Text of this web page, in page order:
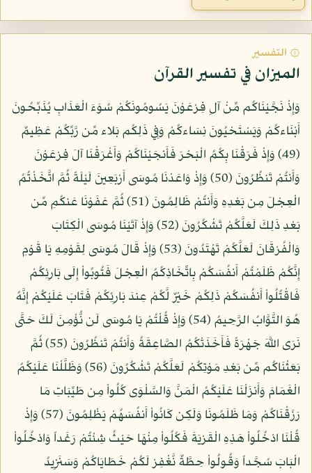
۞ التفسير
الميزان في تفسير القرآن
وَإِذْ نَجَّيْنَاكُم مِّنْ آلِ فِرْعَوْنَ يَسُومُونَكُمْ سُوَءَ الْعَذَابِ يُذَبِّحُونَ
أَبْنَاءكُمْ وَيَسْتَحْيُونَ نِسَاءكُمْ وَفِي ذَلِكُم بَلاء مِّن رَّبِّكُمْ عَظِيمٌ
(49) وَإِذْ فَرَقْنَا بِكُمُ الْبَحْرَ فَأَنجَيْنَاكُمْ وَأَغْرَقْنَا آلَ فِرْعَوْنَ
وَأَنتُمْ تَنظُرُونَ (50) وَإِذْ وَاعَدْنَا مُوسَى أَرْبَعِينَ لَيْلَةً ثُمَّ اتَّخَذْتُمُ
الْعِجْلَ مِن بَعْدِهِ وَأَنتُمْ ظَالِمُونَ (51) ثُمَّ عَفَوْنَا عَنكُمِ مِّن
بَعْدِ ذَلِكَ لَعَلَّكُمْ تَشْكُرُونَ (52) وَإِذْ آتَيْنَا مُوسَى الْكِتَابَ
وَالْفُرْقَانَ لَعَلَّكُمْ تَهْتَدُونَ (53) وَإِذْ قَالَ مُوسَى لِقَوْمِهِ يَا قَوْمِ
إِنَّكُمْ ظَلَمْتُمْ أَنفُسَكُمْ بِاتِّخَاذِكُمُ الْعِجْلَ فَتُوبُواْ إِلَى بَارِئِكُمْ
فَاقْتُلُواْ أَنفُسَكُمْ ذَلِكُمْ خَيْرٌ لَّكُمْ عِندَ بَارِئِكُمْ فَتَابَ عَلَيْكُمْ إِنَّهُ
هُوَ التَّوَّابُ الرَّحِيمُ (54) وَإِذْ قُلْتُمْ يَا مُوسَى لَن نُّؤْمِنَ لَكَ حَتَّى
نَرَى اللَّهَ جَهْرَةً فَأَخَذَتْكُمُ الصَّاعِقَةُ وَأَنتُمْ تَنظُرُونَ (55) ثُمَّ
بَعَثْنَاكُم مِّن بَعْدِ مَوْتِكُمْ لَعَلَّكُمْ تَشْكُرُونَ (56) وَظَلَّلْنَا عَلَيْكُمُ
الْغَمَامَ وَأَنزَلْنَا عَلَيْكُمُ الْمَنَّ وَالسَّلْوَى كُلُواْ مِن طَيِّبَاتِ مَا
رَزَقْنَاكُمْ وَمَا ظَلَمُونَا وَلَكِن كَانُواْ أَنفُسَهُمْ يَظْلِمُونَ (57) وَإِذْ
قُلْنَا ادْخُلُواْ هَذِهِ الْقَرْيَةَ فَكُلُواْ مِنْهَا حَيْثُ شِئْتُمْ رَغَداً وَادْخُلُواْ
الْبَابَ سُجَّداً وَقُولُواْ حِطَّةٌ نَّغْفِرْ لَكُمْ خَطَايَاكُمْ وَسَنَزِيدُ